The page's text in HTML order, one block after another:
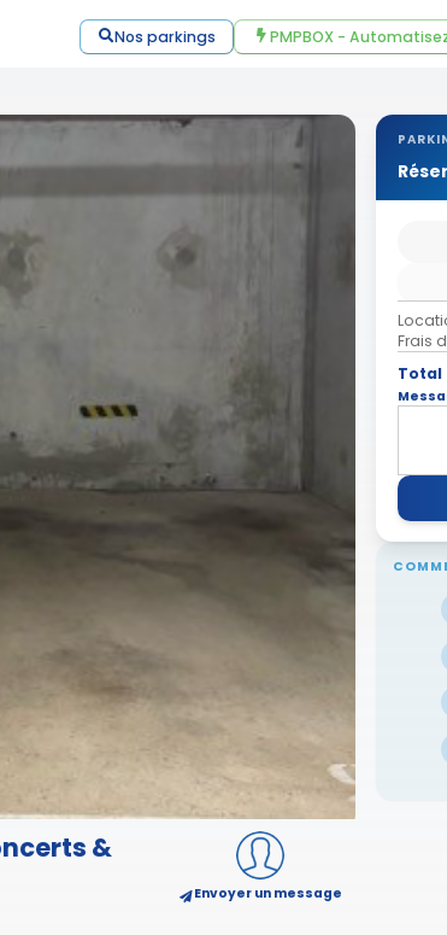
Nos parkings PMPBOX -
&
Envoyer un message
Frais
Total